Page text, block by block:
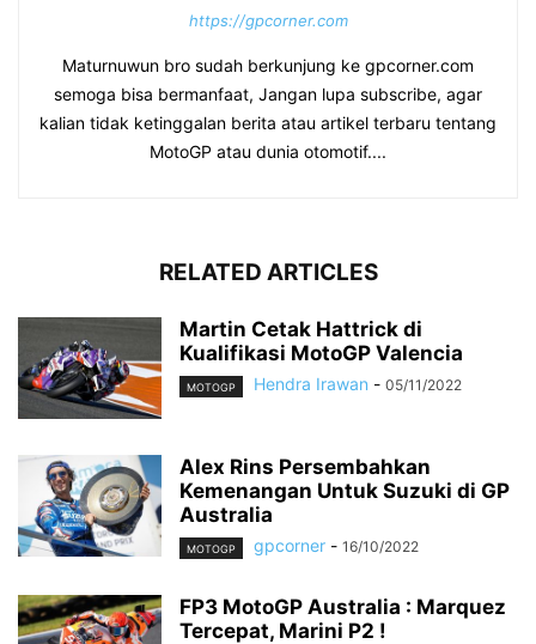
https://gpcorner.com
Maturnuwun bro sudah berkunjung ke gpcorner.com
semoga bisa bermanfaat, Jangan lupa subscribe, agar
kalian tidak ketinggalan berita atau artikel terbaru tentang
MotoGP atau dunia otomotif....
RELATED ARTICLES
Martin Cetak Hattrick di
Kualifikasi MotoGP Valencia
MOTOGP Hendra Irawan - 05/11/2022
Alex Rins Persembahkan
Kemenangan Untuk Suzuki di GP
Australia
MOTOGP gpcorner - 16/10/2022
FP3 MotoGP Australia : Marquez
Tercepat, Marini P2 !